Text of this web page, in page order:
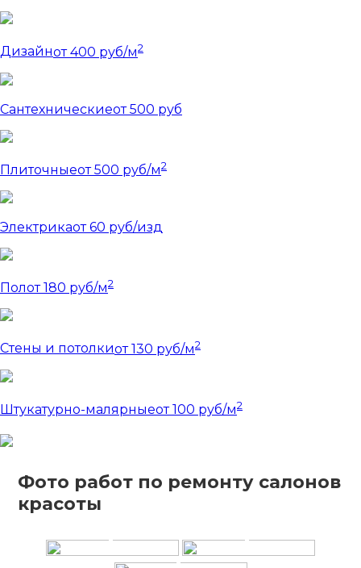
Дизайнот 400 руб/м2
Сантехническиеот 500 руб
Плиточныеот 500 руб/м2
Электрикаот 60 руб/изд
Полот 180 руб/м2
Стены и потолкиот 130 руб/м2
Штукатурно-малярныеот 100 руб/м2
Фото работ по ремонту салонов
красоты+ +